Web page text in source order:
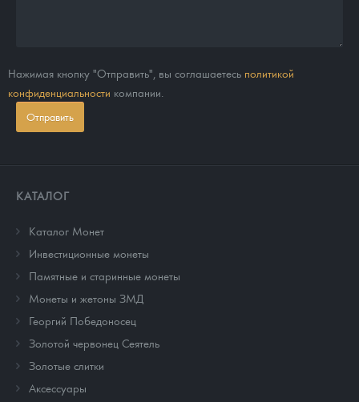
Нажимая кнопку "Отправить", вы соглашаетесь политикой
конфиденциальности компании.
Отправить
КАТАЛОГ
Каталог Монет
Инвестиционные монеты
Памятные и старинные монеты
Монеты и жетоны ЗМД
Георгий Победоносец
Золотой червонец Сеятель
Золотые слитки
Аксессуары